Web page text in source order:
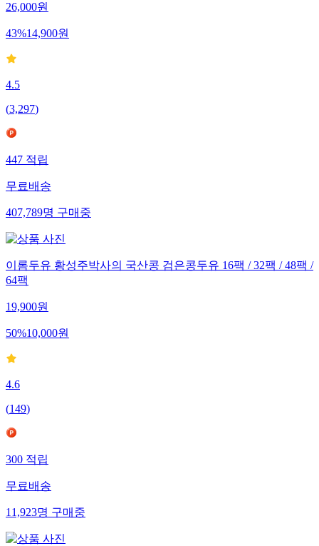
26,000원
43%14,900원
4.5
(3,297)
447 적립
무료배송
407,789명 구매중
이롬두유 황성주박사의 국산콩 검은콩두유 16팩 / 32팩 / 48팩 /
64팩
19,900원
50%10,000원
4.6
(149)
300 적립
무료배송
11,923명 구매중